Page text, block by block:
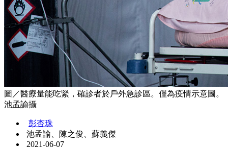
圖／醫療量能吃緊，確診者於戶外急診區。僅為疫情示意圖。
池孟諭攝
彭杏珠
池孟諭、陳之俊、蘇義傑
2021-06-07